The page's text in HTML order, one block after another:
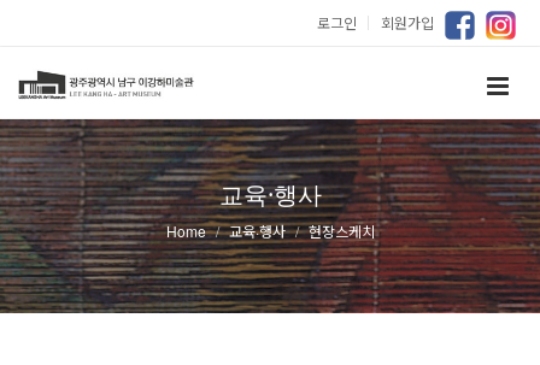
로그인 ｜ 회원가입
교육·행사
Home 교육·행사 현장스케치